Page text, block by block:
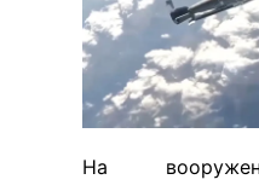
На